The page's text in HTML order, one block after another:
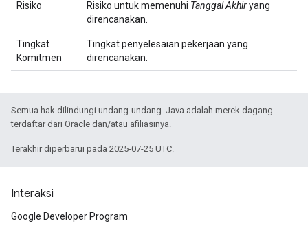
Risiko Risiko untuk memenuhi Tanggal Akhiryang
direncanakan.
Tingkat
Komitmen
Tingkat penyelesaian pekerjaan yang
direncanakan.
Semua hak dilindungi undang-undang. Java adalah merek dagang
terdaftar dari Oracle dan/atau afiliasinya.
Terakhir diperbarui pada 2025-07-25 UTC.
Interaksi
Google Developer Program